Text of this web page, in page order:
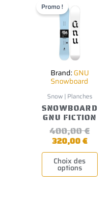
Promo !
Brand:GNU
Snowboard
Snow | Planches
SNOWBOARD
GNU FICTION
400,00€
320,00€
Choix des
options
a
plusieurs
variations.
Les
options
peuvent
être
choisies
sur
la
page
du
produit